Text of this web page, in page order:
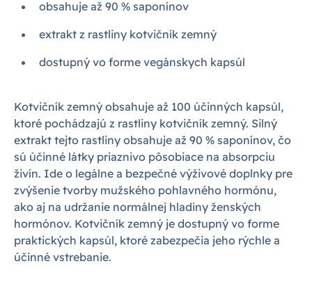
obsahuje až 90 % saponínov
extrakt z rastliny kotvičník zemný
dostupný vo forme vegánskych kapsúl
Kotvičník zemný obsahuje až 100 účinných kapsúl,
ktoré pochádzajú z rastliny kotvičník zemný. Silný
extrakt tejto rastliny obsahuje až 90 % saponínov, čo
sú účinné látky priaznivo pôsobiace na absorpciu
živín. Ide o legálne a bezpečné výživové doplnky pre
zvýšenie tvorby mužského pohlavného hormónu,
ako aj na udržanie normálnej hladiny ženských
hormónov. Kotvičník zemný je dostupný vo forme
praktických kapsúl, ktoré zabezpečia jeho rýchle a
účinné vstrebanie.